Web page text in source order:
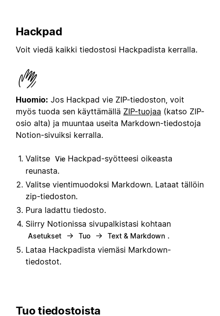
Hackpad
Voit viedä kaikki tiedostosi Hackpadista kerralla.
Huomio: Jos Hackpad vie ZIP-tiedoston, voit
myös tuoda sen käyttämällä ZIP-tuojaa (katso ZIP-
osio alta) ja muuntaa useita Markdown-tiedostoja
Notion-sivuiksi kerralla.
Valitse Vie Hackpad-syötteesi oikeasta
reunasta.
Valitse vientimuodoksi Markdown. Lataat tällöin
zip-tiedoston.
Pura ladattu tiedosto.
Siirry Notionissa sivupalkistasi kohtaan
Asetukset → Tuo → Text & Markdown .
Lataa Hackpadista viemäsi Markdown-
tiedostot.
Tuo tiedostoista